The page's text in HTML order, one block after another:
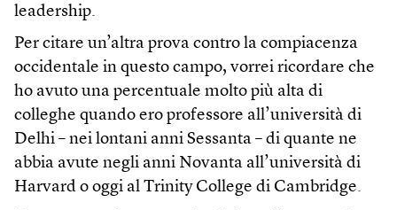
leadership.
Per citare un’altra prova contro la compiacenza
occidentale in questo campo, vorrei ricordare che
ho avuto una percentuale molto più alta di
colleghe quando ero professore all’università di
Delhi – nei lontani anni Sessanta – di quante ne
abbia avute negli anni Novanta all’università di
Harvard o oggi al Trinity College di Cambridge.